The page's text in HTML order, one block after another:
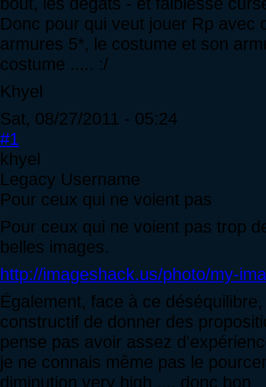
Donc pour qui veut jouer Rp avec
armures 5*, le costume et son
costume ..... :/
Khyel
Sat, 08/27/2011 - 05:24
#1
khyel
Legacy Username
Pour ceux qui ne voient pas
Pour ceux qui ne voient pas trop
belles images.
http://imageshack.us/photo/my-
Également, face à ce
constructif de donner des
pense pas avoir assez
je ne connais même pas le
diminution very high .... donc bon